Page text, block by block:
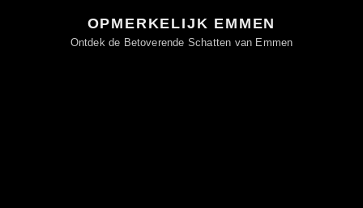
OPMERKELIJK EMMEN
Ontdek de Betoverende Schatten van Emmen